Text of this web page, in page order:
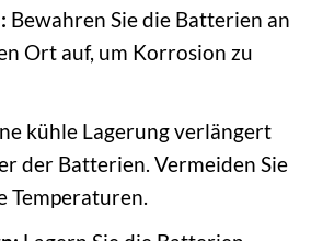
Bewahren Sie die Batterien an
Ort auf, um Korrosion zu
kühle Lagerung verlängert
der Batterien. Vermeiden Sie
Temperaturen.